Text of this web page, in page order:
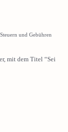
und Gebühren
mit dem Titel “Sei